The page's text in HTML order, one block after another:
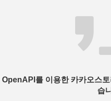
OpenAPI를 이용한 카카오스
습